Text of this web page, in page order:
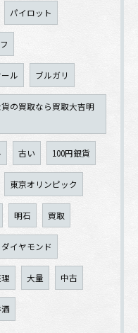
パイロット
ル ブルガリ
の買取なら買取大吉明
古い 100円銀貨
東京オリンピック
明石 買取
ダイヤモンド
大量 中古